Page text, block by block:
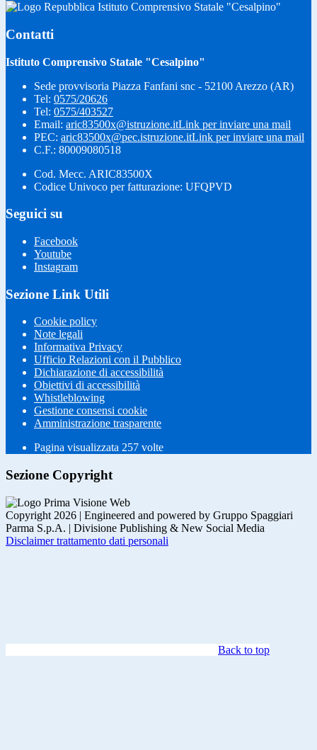
Istituto Comprensivo Statale "Cesalpino"
Contatti
Istituto Comprensivo Statale "Cesalpino"
Sede provvisoria Piazza Fanfani snc - 52100 Arezzo (AR)
Tel: 0575/20626
Tel: 0575/403527
Email: aric83500x@istruzione.itLink per inviare una mail
PEC: aric83500x@pec.istruzione.itLink per inviare una mail
C.F.: 80009080518
Cod. Mecc. ARIC83500X
Codice Univoco per fatturazione: UFQPVD
Seguici su
Facebook
Youtube
Instagram
Sezione Link Utili
Cookie policy
Note legali
Informativa Privacy
Ufficio Relazioni con il Pubblico
Dichiarazione di accessibilità
Obiettivi di accessibilità
Whistleblowing
Gestione consensi cookie
Amministrazione trasparente
Pagina visualizzata 257 volte
Sezione Copyright
Copyright 2026 | Engineered and powered by Gruppo Spaggiari
Parma S.p.A. | Divisione Publishing & New Social Media
Disclaimer trattamento dati personali
Back to top